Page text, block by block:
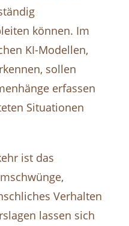
können. Im
KI-Modellen,
sollen
erfassen
Situationen
ist das
Verhalten
lassen sich